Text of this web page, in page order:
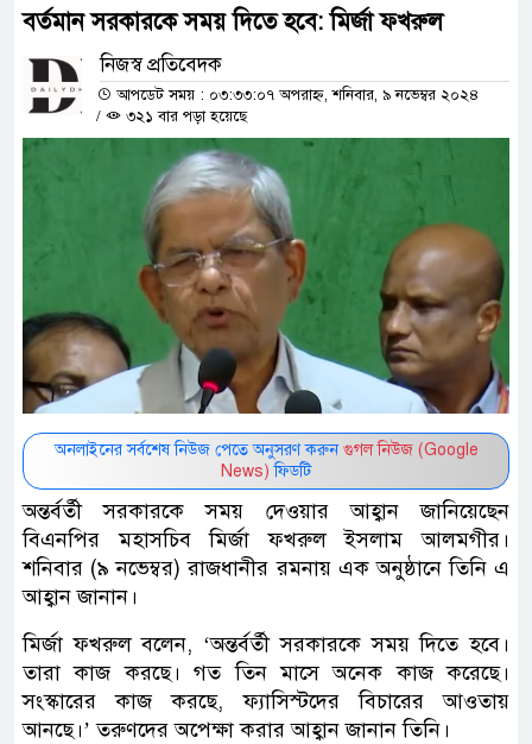
বর্তমান সরকারকে সময় দিতে হবে: মির্জা ফখরুল
নিজস্ব প্রতিবেদক
আপডেট সময় : ০৩:৩৩:০৭ অপরাহ্ন, শনিবার, ৯ নভেম্বর ২০২৪
/
৩২১ বার পড়া হয়েছে
অনলাইনের সর্বশেষ নিউজ পেতে অনুসরণ করুন গুগল নিউজ (Google
News) ফিডটি
অন্তর্বর্তী সরকারকে সময় দেওয়ার আহ্বান জানিয়েছেন
বিএনপির মহাসচিব মির্জা ফখরুল ইসলাম আলমগীর।
শনিবার (৯ নভেম্বর) রাজধানীর রমনায় এক অনুষ্ঠানে তিনি এ
আহ্বান জানান।
মির্জা ফখরুল বলেন, ‘অন্তর্বর্তী সরকারকে সময় দিতে হবে।
তারা কাজ করছে। গত তিন মাসে অনেক কাজ করেছে।
সংস্কারের কাজ করছে, ফ্যাসিস্টদের বিচারের আওতায়
আনছে।’ তরুণদের অপেক্ষা করার আহ্বান জানান তিনি।